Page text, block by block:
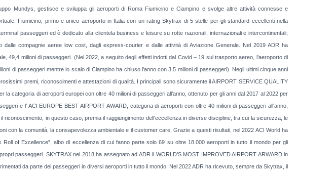
Mundys, gestisce e sviluppa gli aeroporti di Roma Fiumicino e Ciampino e svolge altre attività connesse e
Fiumicino, primo e unico aeroporto in Italia con un rating Skytrax di 5 stelle per gli standard eccellenti nella
passeggeri ed è dedicato alla clientela business e leisure su rotte nazionali, internazionali e intercontinentali;
dalle compagnie aeree low cost, dagli express-courier e dalle attività di Aviazione Generale. Nel 2019 ADR ha
49,4 milioni di passeggeri. (Nel 2022, a seguito degli effetti indotti dal Covid – 19 sul trasporto aereo, l’aeroporto di
di passeggeri mentre lo scalo di Ciampino ha chiuso l’anno con 3,5 milioni di passeggeri). Negli ultimi cinque anni
premi, riconoscimenti e attestazioni di qualità. I principali sono sicuramente il AIRPORT SERVICE QUALITY
la categoria di aeroporti europei con oltre 40 milioni di passeggeri all'anno, ottenuto per gli anni dal 2017 al 2022 per
e l’ ACI EUROPE BEST AIRPORT AWARD, categoria di aeroporti con oltre 40 milioni di passeggeri all'anno,
riconoscimento, in questo caso, premia il raggiungimento dell'eccellenza in diverse discipline, tra cui la sicurezza, le
con la comunità, la consapevolezza ambientale e il customer care. Grazie a questi risultati, nel 2022 ACI World ha
Roll of Excellence”, albo di eccellenza di cui fanno parte solo 69 su oltre 18.000 aeroporti in tutto il mondo per gli
passeggeri. SKYTRAX nel 2018 ha assegnato ad ADR il WORLD’S MOST IMPROVED AIRPORT ARWARD in
da parte dei passeggeri in diversi aeroporti in tutto il mondo. Nel 2022 ADR ha ricevuto, sempre da Skytrax, il